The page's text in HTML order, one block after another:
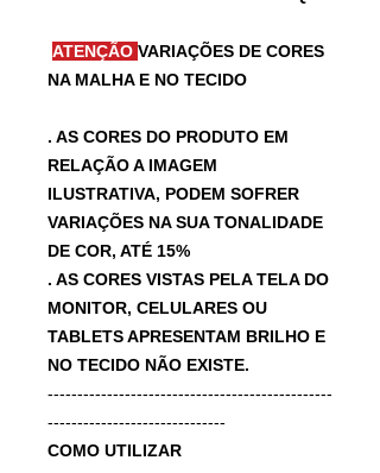
ATENÇÃO VARIAÇÕES DE CORES
NA MALHA E NO TECIDO
. AS CORES DO PRODUTO EM
RELAÇÃO A IMAGEM
ILUSTRATIVA, PODEM SOFRER
VARIAÇÕES NA SUA TONALIDADE
DE COR, ATÉ 15%
. AS CORES VISTAS PELA TELA DO
MONITOR, CELULARES OU
TABLETS APRESENTAM BRILHO E
NO TECIDO NÃO EXISTE.
------------------------------------------------
------------------------------
COMO UTILIZAR